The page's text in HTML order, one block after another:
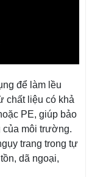
để làm lều
chất liệu có khả
PE, giúp bảo
của môi trường.
trang trong tự
dã ngoại,